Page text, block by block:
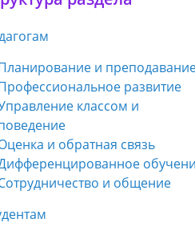
и
развитие
классом и
и обратная связь
и общение